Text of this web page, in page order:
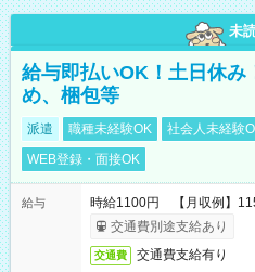
未
給与即払いOK！土日休み
め、梱包等
派遣 職種未経験OK 社会人未経験
WEB登録・面接OK
給与
時給1100円 【月収例】
交通費別途支給あり
交通費 交通費支給有り